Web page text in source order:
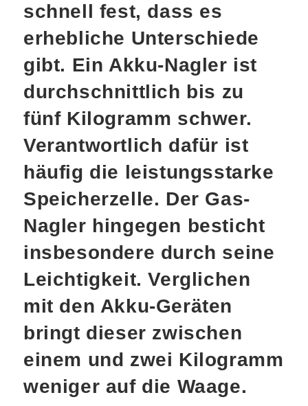
schnell fest, dass es
erhebliche Unterschiede
gibt. Ein Akku-Nagler ist
durchschnittlich bis zu
fünf Kilogramm schwer.
Verantwortlich dafür ist
häufig die leistungsstarke
Speicherzelle. Der Gas-
Nagler hingegen besticht
insbesondere durch seine
Leichtigkeit. Verglichen
mit den Akku-Geräten
bringt dieser zwischen
einem und zwei Kilogramm
weniger auf die Waage.